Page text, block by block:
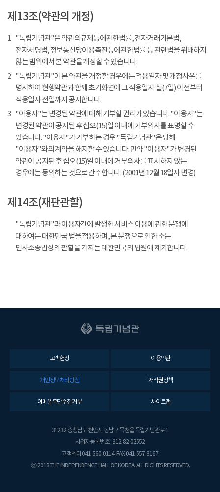
제13조(약관의 개정)
1 "독립기념관"은 약관의규제등에관한법률, 전자거래기본법,
전자서명법, 정보통신망이용촉진등에관한법률 등 관련법을 위배하지
않는 범위에서 본 약관을 개정할 수 있습니다.
2 "독립기념관"이 본 약관을 개정할 경우에는 적용일자 및 개정사유를
명시하여 현행약관과 함께 초기화면에 그 적용일자 칠(7일) 이전부터
적용일자 전일까지 공지합니다.
3 "이용자"는 변경된 약관에 대해 거부할 권리가 있습니다. "이용자"는
변경된 약관이 공지된 후 십오(15)일 이내에 거부의사를 표명할 수
있습니다. "이용자"가 거부하는 경우 "독립기념관"은 당해
"이용자"와의 계약을 해지할 수 있습니다. 만약 "이용자"가 변경된
약관이 공지된 후 십오(15)일 이내에 거부의사를 표시하지 않는
경우에는 동의하는 것으로 간주합니다. (2001년 12월 18일자 변경)
제14조(재판관할)
"독립기념관"과 이용자간에 발생한 서비스 이용에 관한 분쟁에
대하여는 대한민국 법을 적용하며, 본 분쟁으로 인한 소는
민사소송법상의 관할을 가지는 대한민국의 법원에 제기합니다.
고객헌장 이용약관
개인정보처리방침 저작권정책
이메일무단수집거부 사이트맵
31232 충청남도 천안시 동남구 목천읍 독립기념관로 1
사업자등록번호 : 312-82-02552
고객센터 041-560-0114. FAX 041-557-8167.
ⓒ 2018 THE INDEPENDENCE HALL OF KOREA. ALL RIGHTS RESERVED.